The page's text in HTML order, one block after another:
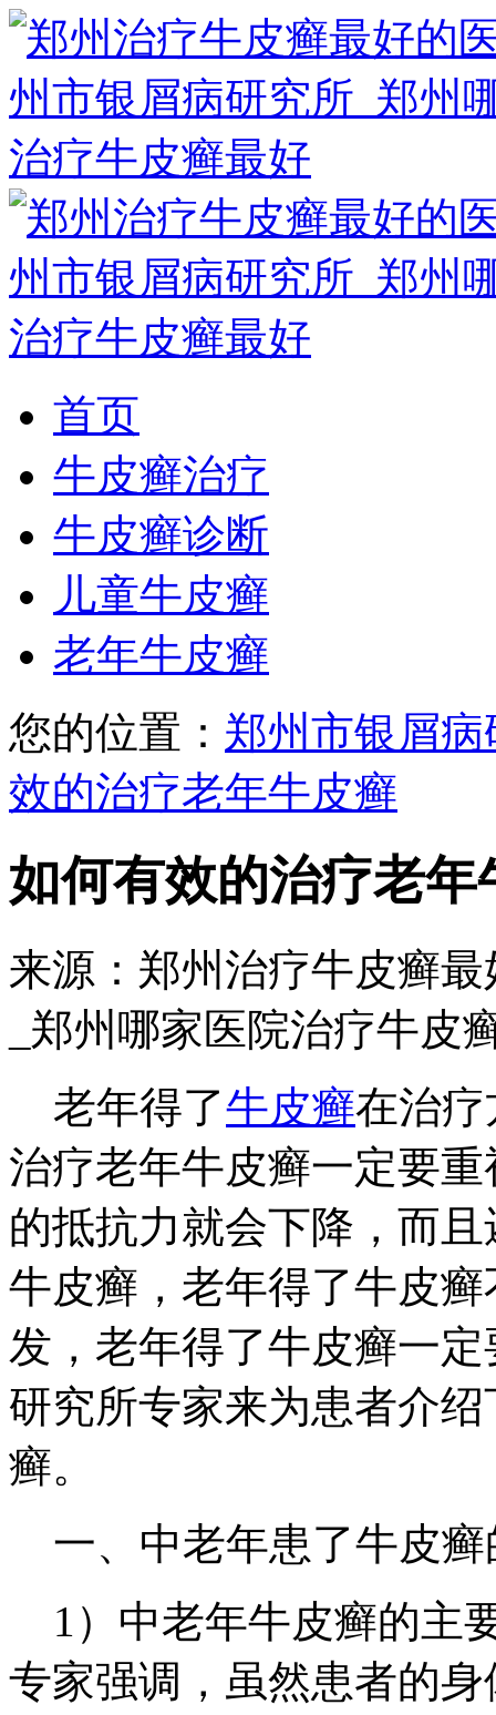
首页
牛皮癣治疗
牛皮癣诊断
儿童牛皮癣
老年牛皮癣
您的位置： 郑州市银屑病
效的治疗老年牛皮癣
如何有效的治疗老年
来源：郑州治疗牛皮癣
_郑州哪家医院治疗牛皮
老年得了牛皮癣在治
治疗老年牛皮癣一定要
的抵抗力就会下降，而
牛皮癣，老年得了牛皮
发，老年得了牛皮癣一
研究所专家来为患者介
癣。
一、中老年患了牛皮癣
1）中老年牛皮癣的主
专家强调，虽然患者的